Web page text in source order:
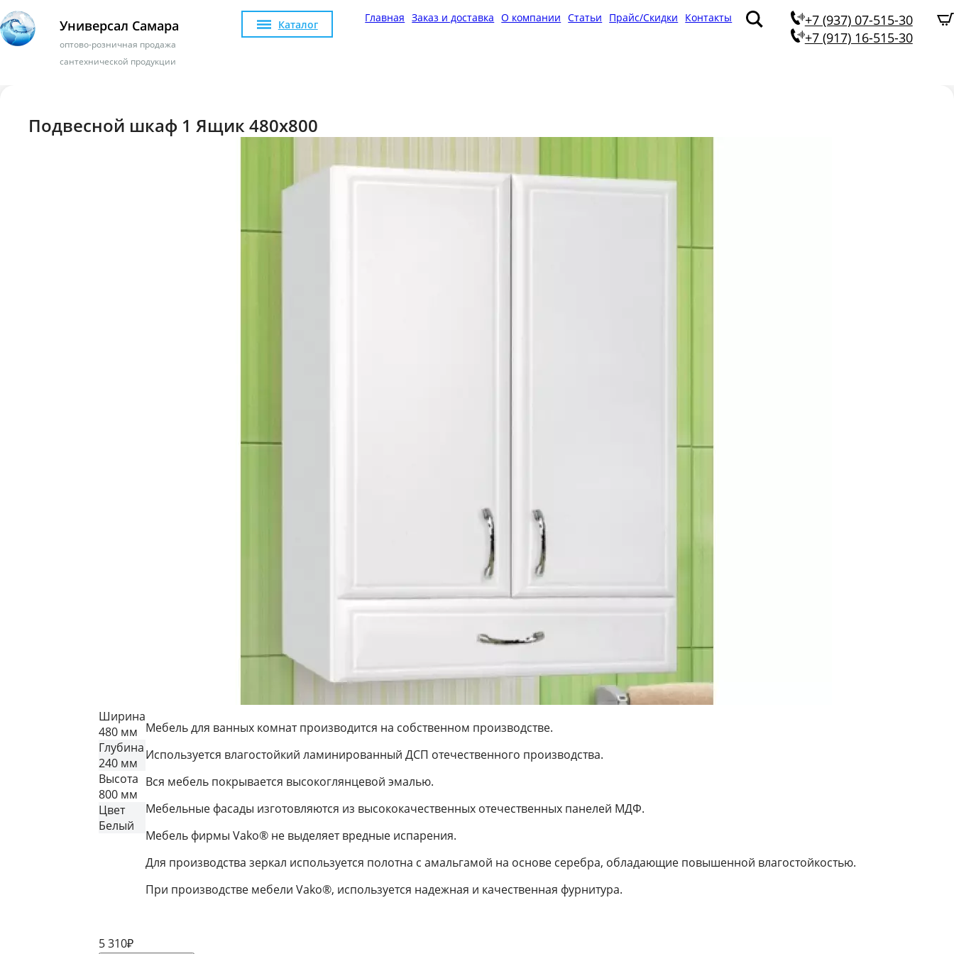
Универсал Самара
оптово-розничная продажа
сантехнической продукции
Каталог Главная Заказ и доставка О компании Статьи Прайс/Скидки Контакты
+7 (937) 07-515-30
+7 (917) 16-515-30
Подвесной шкаф 1 Ящик 480х800
Ширина
480 мм
Глубина
240 мм
Высота
800 мм
Цвет
Белый
Мебель для ванных комнат производится на собственном производстве.
Используется влагостойкий ламинированный ДСП отечественного производства.
Вся мебель покрывается высокоглянцевой эмалью.
Мебельные фасады изготовляются из высококачественных отечественных панелей МДФ.
Мебель фирмы Vako® не выделяет вредные испарения.
Для производства зеркал используется полотна с амальгамой на основе серебра, обладающие повышенной влагостойкостью.
При производстве мебели Vako®, используется надежная и качественная фурнитура.
5 310₽